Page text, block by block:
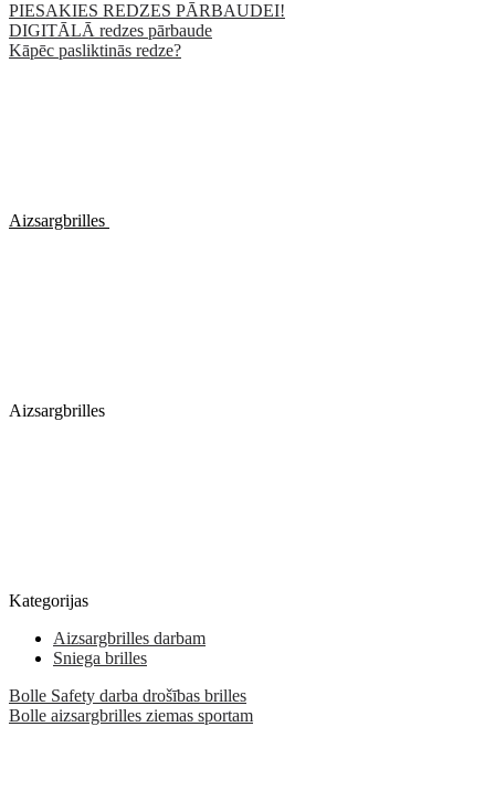
PIESAKIES REDZES PĀRBAUDEI!
DIGITĀLĀ redzes pārbaude
Kāpēc pasliktinās redze?
Aizsargbrilles
Aizsargbrilles
Kategorijas
Aizsargbrilles darbam
Sniega brilles
Bolle Safety darba drošības brilles
Bolle aizsargbrilles ziemas sportam